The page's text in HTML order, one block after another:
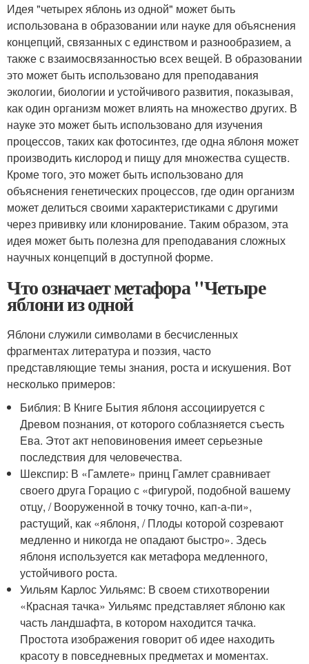
Идея "четырех яблонь из одной" может быть
использована в образовании или науке для объяснения
концепций, связанных с единством и разнообразием, а
также с взаимосвязанностью всех вещей. В образовании
это может быть использовано для преподавания
экологии, биологии и устойчивого развития, показывая,
как один организм может влиять на множество других. В
науке это может быть использовано для изучения
процессов, таких как фотосинтез, где одна яблоня может
производить кислород и пищу для множества существ.
Кроме того, это может быть использовано для
объяснения генетических процессов, где один организм
может делиться своими характеристиками с другими
через прививку или клонирование. Таким образом, эта
идея может быть полезна для преподавания сложных
научных концепций в доступной форме.
Что означает метафора "Четыре
яблони из одной
Яблони служили символами в бесчисленных
фрагментах литература и поэзия, часто
представляющие темы знания, роста и искушения. Вот
несколько примеров:
Библия: В Книге Бытия яблоня ассоциируется с
Древом познания, от которого соблазняется съесть
Ева. Этот акт неповиновения имеет серьезные
последствия для человечества.
Шекспир: В «Гамлете» принц Гамлет сравнивает
своего друга Горацио с «фигурой, подобной вашему
отцу, / Вооруженной в точку точно, кап-а-пи»,
растущий, как «яблоня, / Плоды которой созревают
медленно и никогда не опадают быстро». Здесь
яблоня используется как метафора медленного,
устойчивого роста.
Уильям Карлос Уильямс: В своем стихотворении
«Красная тачка» Уильямс представляет яблоню как
часть ландшафта, в котором находится тачка.
Простота изображения говорит об идее находить
красоту в повседневных предметах и моментах.